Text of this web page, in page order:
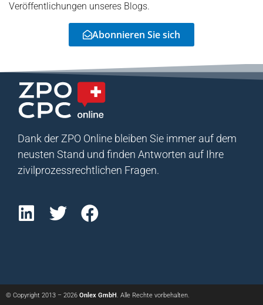
Veröffentlichungen unseres Blogs.
Abonnieren Sie sich
Dank der ZPO Online bleiben Sie immer auf dem
neusten Stand und finden Antworten auf Ihre
zivilprozessrechtlichen Fragen.
© Copyright 2013 – 2026 Onlex GmbH. Alle Rechte vorbehalten.